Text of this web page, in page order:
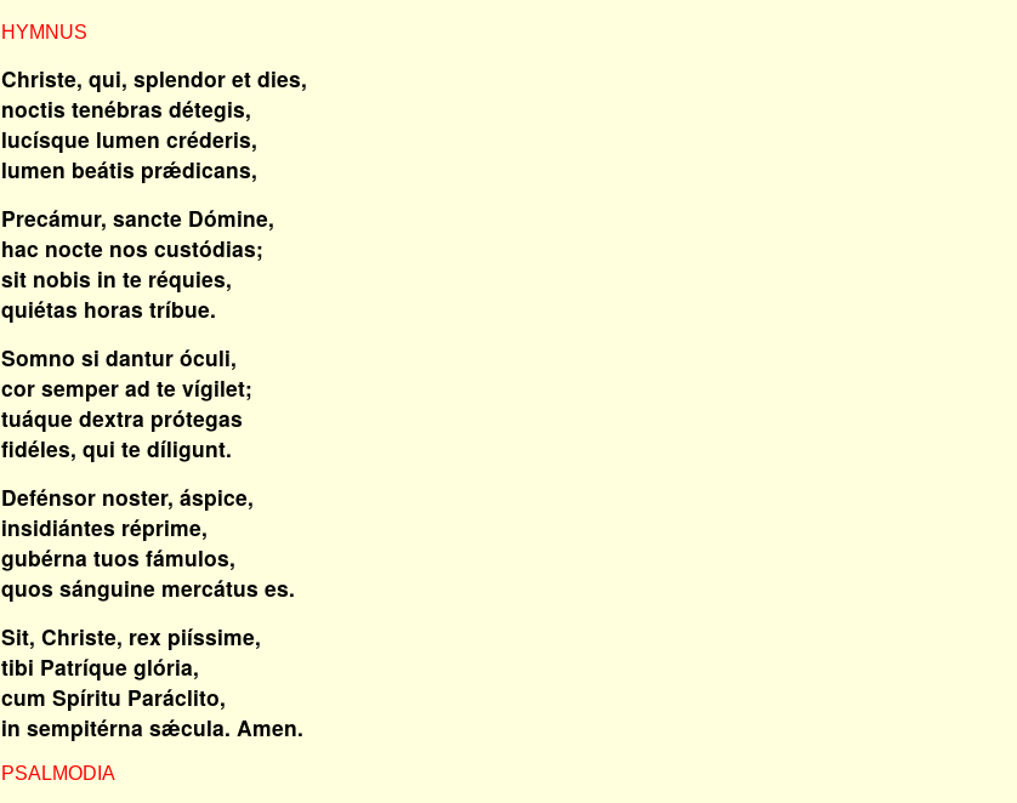
HYMNUS
Christe, qui, splendor et dies,
noctis tenébras détegis,
lucísque lumen créderis,
lumen beátis prǽdicans,
Precámur, sancte Dómine,
hac nocte nos custódias;
sit nobis in te réquies,
quiétas horas tríbue.
Somno si dantur óculi,
cor semper ad te vígilet;
tuáque dextra prótegas
fidéles, qui te díligunt.
Defénsor noster, áspice,
insidiántes réprime,
gubérna tuos fámulos,
quos sánguine mercátus es.
Sit, Christe, rex piíssime,
tibi Patríque glória,
cum Spíritu Paráclito,
in sempitérna sǽcula. Amen.
PSALMODIA